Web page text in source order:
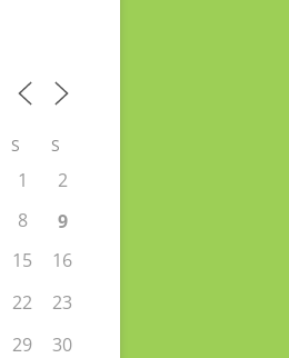
S S
1
2
8
9
15
16
22
23
29
30